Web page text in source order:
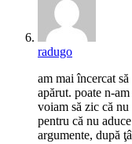
radugo
am mai încercat
apărut. poate n-
voiam să zic că
pentru că nu
argumente, după